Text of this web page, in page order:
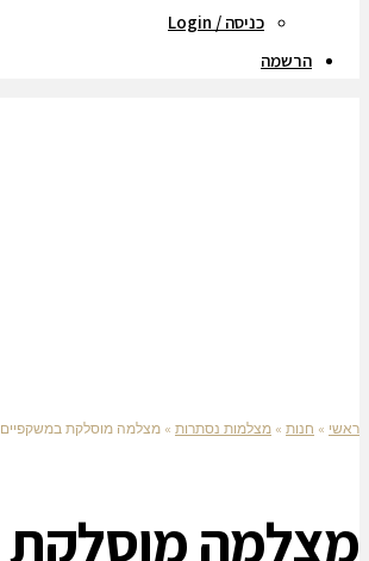
כניסה / Login
הרשמה
ראשי » חנות » מצלמות נסתרות » מצלמה מוסלקת במשקפיים
מצלמה מוסלקת